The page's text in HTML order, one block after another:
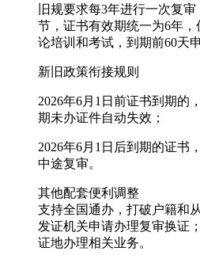
旧规要求每3年进行一次复
节，证书有效期统一为6年
论培训和考试，到期前60天
‌新旧政策衔接规则‌
2026年6月1日前证书到期的
期未办证件自动失效；
2026年6月1日后到期的证书
中途复审。
‌其他配套便利调整‌
支持全国通办，打破户籍和
发证机关申请办理复审换证
证地办理相关业务。